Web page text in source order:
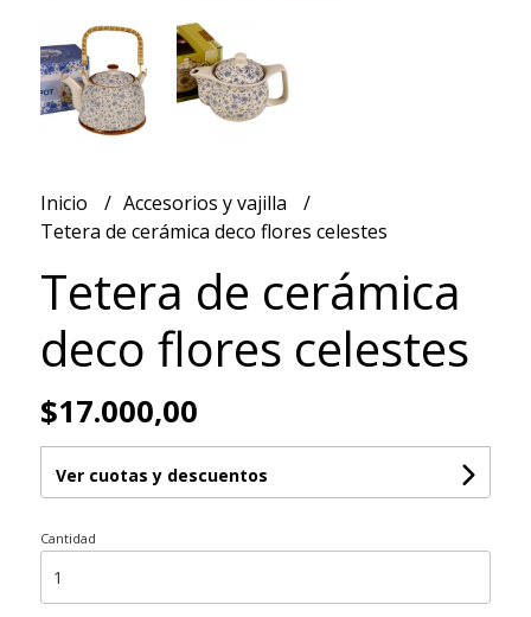
Inicio
Accesorios y vajilla
Tetera de cerámica deco flores celestes
Tetera de cerámica
deco flores celestes
$17.000,00
Ver cuotas y descuentos
Cantidad